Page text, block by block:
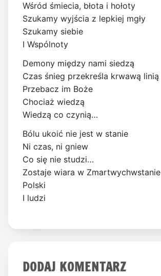
Wśród śmiecia, błota i hołoty
Szukamy wyjścia z lepkiej mgły
Szukamy siebie
I Wspólnoty
Demony między nami siedzą
Czas śnieg przekreśla krwawą linią
Przebacz im Boże
Chociaż wiedzą
Wiedzą co czynią…
Bólu ukoić nie jest w stanie
Ni czas, ni gniew
Co się nie studzi…
Zostaje wiara w Zmartwychwstanie
Polski
I ludzi
DODAJ KOMENTARZ